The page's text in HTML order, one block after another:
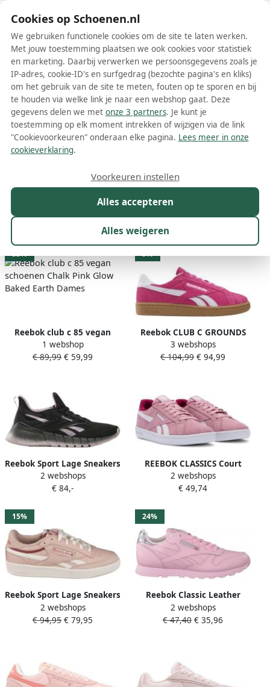
Schoenen.nl
Wis filters Alle filters
Roze Reebok damesschoenen
Meer lezen
Model Kleur
64 resultaten:
33%
Reebok club c 85 vegan
schoenen Chalk Pink Glow
Baked Earth Dames
1 webshop
€ 89,99 € 59,99
9%
Reebok CLUB C GROUNDS
UK Roze DIGITAL GLEAM
GUM Dames Sneakers Roze
3 webshops
€ 104,99 € 94,99
Reebok Sport Lage Sneakers
Zapatillas Nano Gym negro
rosa pastel mujer
2 webshops
€ 84,-
REEBOK CLASSICS Court
Retro Schoenen Roze 1 2
Vrouw
2 webshops
€ 49,74
15%
Reebok Sport Lage Sneakers
Club C Revenge
2 webshops
€ 94,95 € 79,95
24%
Reebok Classic Leather
Metallic BD5898 Kinderen
Roze Sportschoenen
2 webshops
€ 47,40 € 35,96
Cookies op Schoenen.nl
We gebruiken functionele cookies om de site te laten werken.
Met jouw toestemming plaatsen we ook cookies voor statistiek
en marketing. Daarbij verwerken we persoonsgegevens zoals je
IP-adres, cookie-ID's en surfgedrag (bezochte pagina's en kliks)
om het gebruik van de site te meten, fouten op te sporen en bij
te houden via welke link je naar een webshop gaat. Deze
gegevens delen we met onze 3 partners. Je kunt je
toestemming op elk moment intrekken of wijzigen via de link
"Cookievoorkeuren" onderaan elke pagina. Lees meer in onze
cookieverklaring.
Alles accepteren
Alles weigeren
Voorkeuren instellen